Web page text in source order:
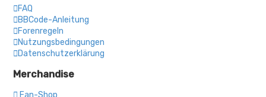
FAQ
BBCode-Anleitung
Forenregeln
Nutzungsbedingungen
Datenschutzerklärung
Merchandise
Fan-Shop